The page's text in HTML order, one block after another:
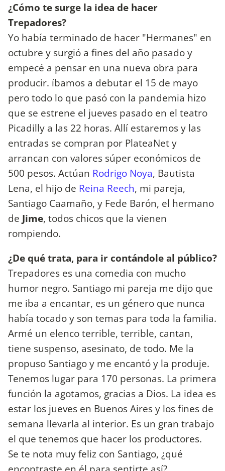
¿Cómo te surge la idea de hacer
Trepadores?
Yo había terminado de hacer "Hermanes" en
octubre y surgió a fines del año pasado y
empecé a pensar en una nueva obra para
producir. íbamos a debutar el 15 de mayo
pero todo lo que pasó con la pandemia hizo
que se estrene el jueves pasado en el teatro
Picadilly a las 22 horas. Allí estaremos y las
entradas se compran por PlateaNet y
arrancan con valores súper económicos de
500 pesos. Actúan Rodrigo Noya, Bautista
Lena, el hijo de Reina Reech, mi pareja,
Santiago Caamaño, y Fede Barón, el hermano
de Jime, todos chicos que la vienen
rompiendo.
¿De qué trata, para ir contándole al público?
Trepadores es una comedia con mucho
humor negro. Santiago mi pareja me dijo que
me iba a encantar, es un género que nunca
había tocado y son temas para toda la familia.
Armé un elenco terrible, terrible, cantan,
tiene suspenso, asesinato, de todo. Me la
propuso Santiago y me encantó y la produje.
Tenemos lugar para 170 personas. La primera
función la agotamos, gracias a Dios. La idea es
estar los jueves en Buenos Aires y los fines de
semana llevarla al interior. Es un gran trabajo
el que tenemos que hacer los productores.
Se te nota muy feliz con Santiago, ¿qué